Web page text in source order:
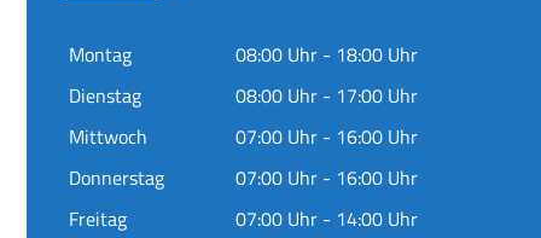
Montag
08:00 Uhr - 18:00 Uhr
Dienstag
08:00 Uhr - 17:00 Uhr
Mittwoch
07:00 Uhr - 16:00 Uhr
Donnerstag
07:00 Uhr - 16:00 Uhr
Freitag
07:00 Uhr - 14:00 Uhr